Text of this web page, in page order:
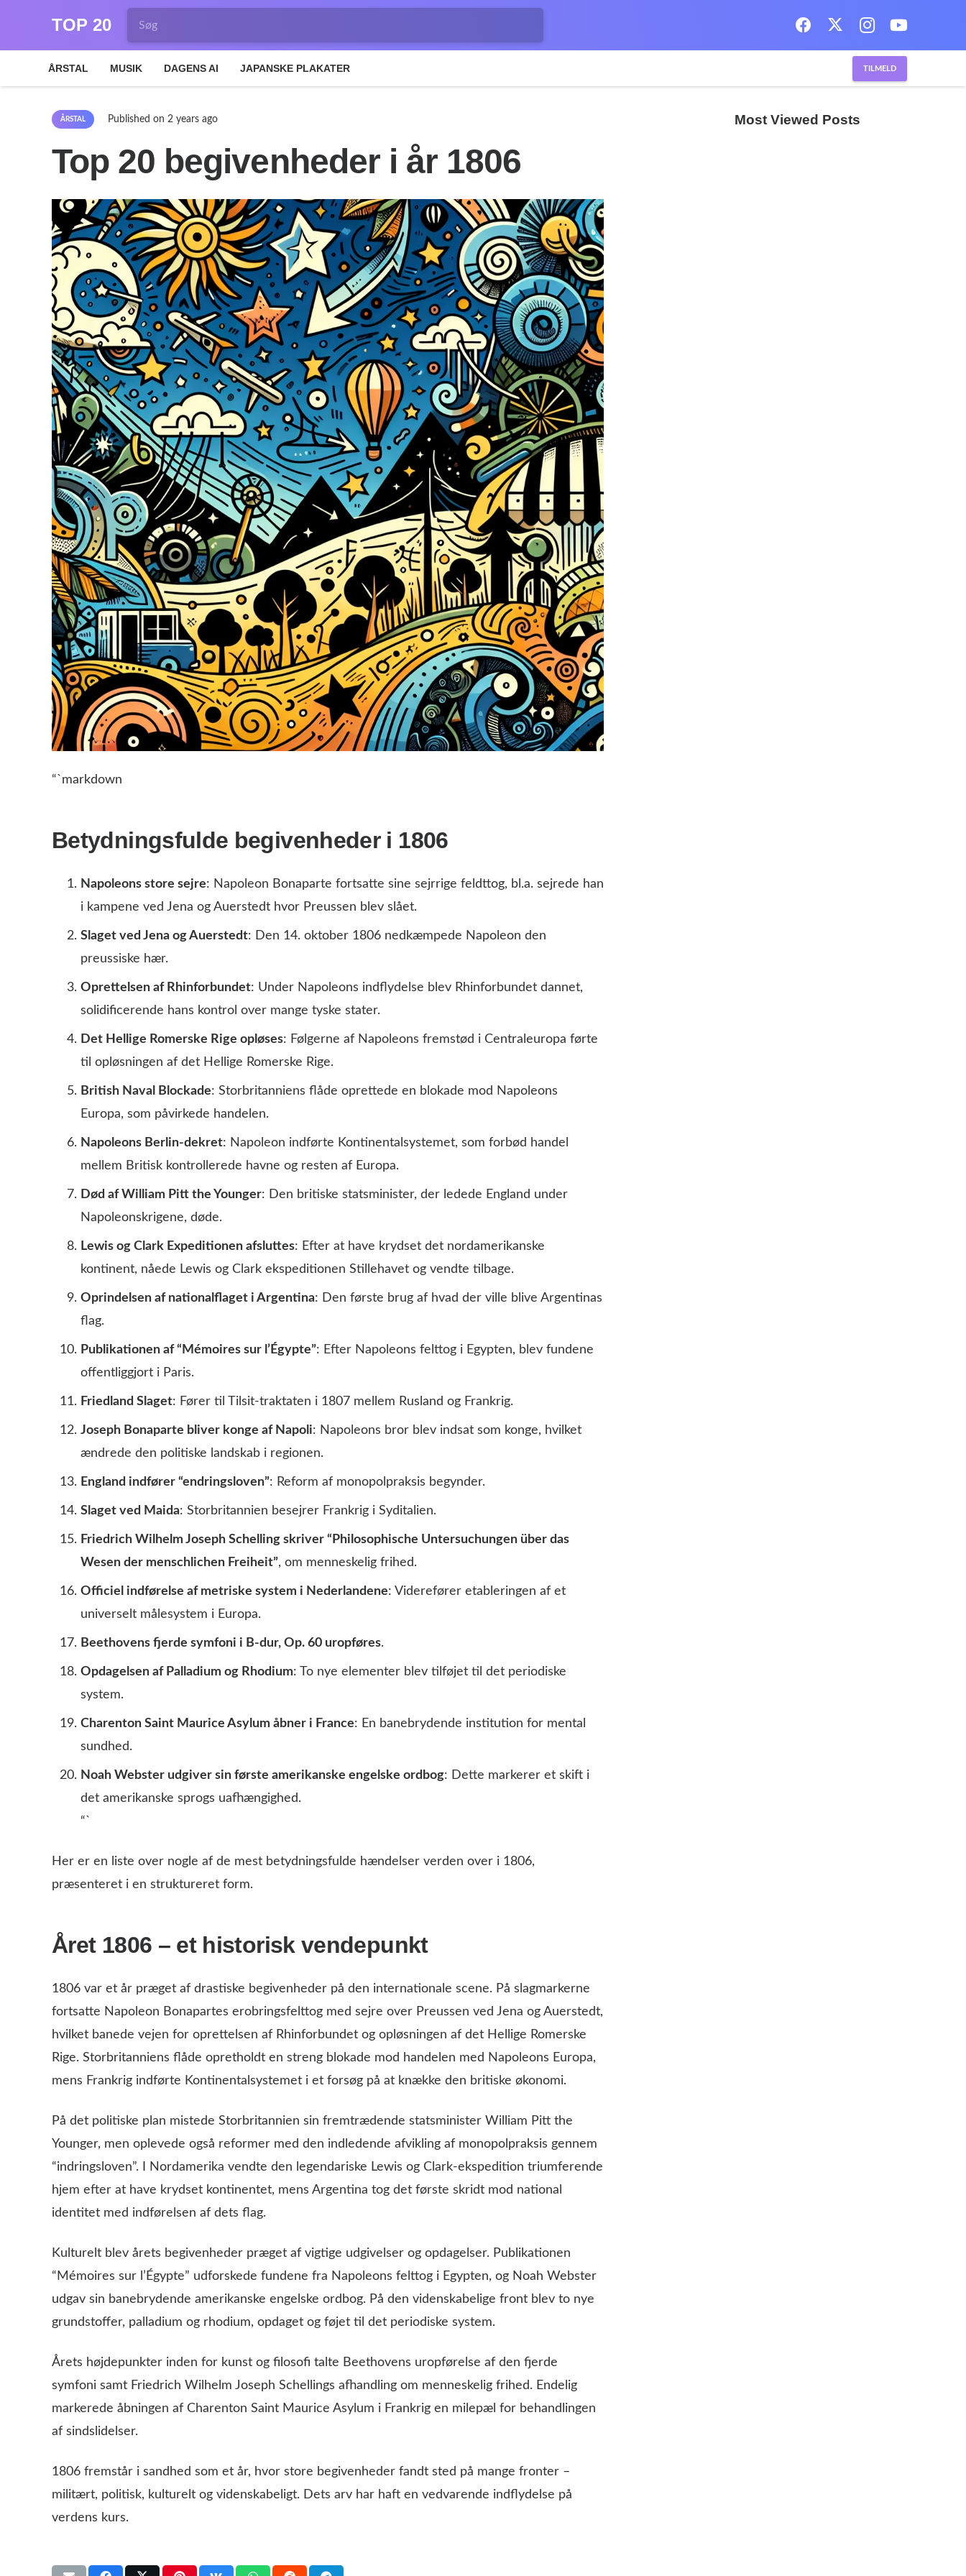
TOP 20
ÅRSTAL MUSIK DAGENS AI JAPANSKE PLAKATER TILMELD
ÅRSTAL Published on2 years ago
Top 20 begivenheder i år 1806
“`markdown
Betydningsfulde begivenheder i 1806
Napoleons store sejre: Napoleon Bonaparte fortsatte sine sejrrige feldttog, bl.a. sejrede han
i kampene ved Jena og Auerstedt hvor Preussen blev slået.
Slaget ved Jena og Auerstedt: Den 14. oktober 1806 nedkæmpede Napoleon den
preussiske hær.
Oprettelsen af Rhinforbundet: Under Napoleons indflydelse blev Rhinforbundet dannet,
solidificerende hans kontrol over mange tyske stater.
Det Hellige Romerske Rige opløses: Følgerne af Napoleons fremstød i Centraleuropa førte
til opløsningen af det Hellige Romerske Rige.
British Naval Blockade: Storbritanniens flåde oprettede en blokade mod Napoleons
Europa, som påvirkede handelen.
Napoleons Berlin-dekret: Napoleon indførte Kontinentalsystemet, som forbød handel
mellem Britisk kontrollerede havne og resten af Europa.
Død af William Pitt the Younger: Den britiske statsminister, der ledede England under
Napoleonskrigene, døde.
Lewis og Clark Expeditionen afsluttes: Efter at have krydset det nordamerikanske
kontinent, nåede Lewis og Clark ekspeditionen Stillehavet og vendte tilbage.
Oprindelsen af nationalflaget i Argentina: Den første brug af hvad der ville blive Argentinas
flag.
Publikationen af “Mémoires sur l’Égypte”: Efter Napoleons felttog i Egypten, blev fundene
offentliggjort i Paris.
Friedland Slaget: Fører til Tilsit-traktaten i 1807 mellem Rusland og Frankrig.
Joseph Bonaparte bliver konge af Napoli: Napoleons bror blev indsat som konge, hvilket
ændrede den politiske landskab i regionen.
England indfører “endringsloven”: Reform af monopolpraksis begynder.
Slaget ved Maida: Storbritannien besejrer Frankrig i Syditalien.
Friedrich Wilhelm Joseph Schelling skriver “Philosophische Untersuchungen über das
Wesen der menschlichen Freiheit”, om menneskelig frihed.
Officiel indførelse af metriske system i Nederlandene: Viderefører etableringen af et
universelt målesystem i Europa.
Beethovens fjerde symfoni i B-dur, Op. 60 uropføres.
Opdagelsen af Palladium og Rhodium: To nye elementer blev tilføjet til det periodiske
system.
Charenton Saint Maurice Asylum åbner i France: En banebrydende institution for mental
sundhed.
Noah Webster udgiver sin første amerikanske engelske ordbog: Dette markerer et skift i
det amerikanske sprogs uafhængighed.
“`
Her er en liste over nogle af de mest betydningsfulde hændelser verden over i 1806,
præsenteret i en struktureret form.
Året 1806 – et historisk vendepunkt
1806 var et år præget af drastiske begivenheder på den internationale scene. På slagmarkerne
fortsatte Napoleon Bonapartes erobringsfelttog med sejre over Preussen ved Jena og Auerstedt,
hvilket banede vejen for oprettelsen af Rhinforbundet og opløsningen af det Hellige Romerske
Rige. Storbritanniens flåde opretholdt en streng blokade mod handelen med Napoleons Europa,
mens Frankrig indførte Kontinentalsystemet i et forsøg på at knække den britiske økonomi.
På det politiske plan mistede Storbritannien sin fremtrædende statsminister William Pitt the
Younger, men oplevede også reformer med den indledende afvikling af monopolpraksis gennem
“indringsloven”. I Nordamerika vendte den legendariske Lewis og Clark-ekspedition triumferende
hjem efter at have krydset kontinentet, mens Argentina tog det første skridt mod national
identitet med indførelsen af dets flag.
Kulturelt blev årets begivenheder præget af vigtige udgivelser og opdagelser. Publikationen
“Mémoires sur l’Égypte” udforskede fundene fra Napoleons felttog i Egypten, og Noah Webster
udgav sin banebrydende amerikanske engelske ordbog. På den videnskabelige front blev to nye
grundstoffer, palladium og rhodium, opdaget og føjet til det periodiske system.
Årets højdepunkter inden for kunst og filosofi talte Beethovens uropførelse af den fjerde
symfoni samt Friedrich Wilhelm Joseph Schellings afhandling om menneskelig frihed. Endelig
markerede åbningen af Charenton Saint Maurice Asylum i Frankrig en milepæl for behandlingen
af sindslidelser.
1806 fremstår i sandhed som et år, hvor store begivenheder fandt sted på mange fronter –
militært, politisk, kulturelt og videnskabeligt. Dets arv har haft en vedvarende indflydelse på
verdens kurs.
Most Viewed Posts